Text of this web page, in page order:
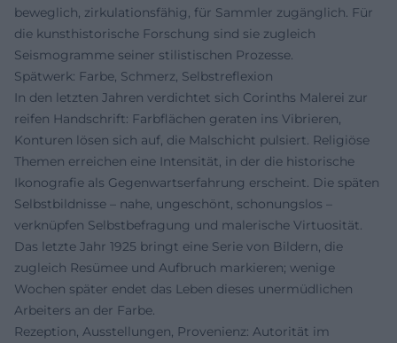
beweglich, zirkulationsfähig, für Sammler zugänglich. Für
die kunsthistorische Forschung sind sie zugleich
Seismogramme seiner stilistischen Prozesse.
Spätwerk: Farbe, Schmerz, Selbstreflexion
In den letzten Jahren verdichtet sich Corinths Malerei zur
reifen Handschrift: Farbflächen geraten ins Vibrieren,
Konturen lösen sich auf, die Malschicht pulsiert. Religiöse
Themen erreichen eine Intensität, in der die historische
Ikonografie als Gegenwartserfahrung erscheint. Die späten
Selbstbildnisse – nahe, ungeschönt, schonungslos –
verknüpfen Selbstbefragung und malerische Virtuosität.
Das letzte Jahr 1925 bringt eine Serie von Bildern, die
zugleich Resümee und Aufbruch markieren; wenige
Wochen später endet das Leben dieses unermüdlichen
Arbeiters an der Farbe.
Rezeption, Ausstellungen, Provenienz: Autorität im